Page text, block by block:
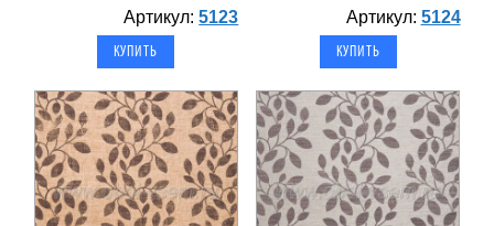
Артикул:5123 Артикул: 5124